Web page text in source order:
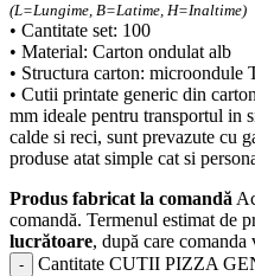
(L=Lungime, B=Latime, H=Inaltime)
• Cantitate set: 100
• Material: Carton ondulat alb
• Structura carton: microondule
• Cutii printate generic din
mm ideale pentru transportul in
calde si reci, sunt prevazute cu
produse atat simple cat si
Produs fabricat la comandă
comandă. Termenul estimat de
lucrătoare, după care comanda
Cantitate CUTII PIZZA